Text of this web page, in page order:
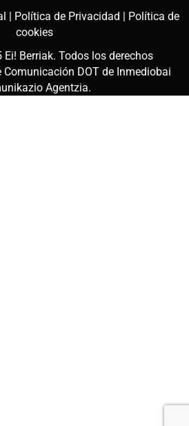
| Política de Privacidad | Política de
cookies
Ei! Berriak. Todos los derechos
Comunicación DOT de Inmediobai
Agentzia.